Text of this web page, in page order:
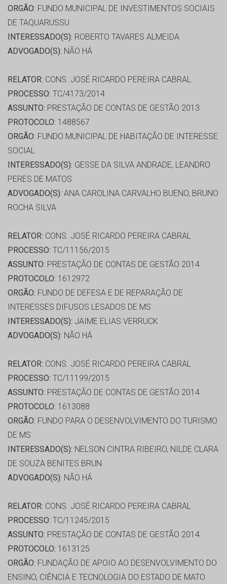
ORGÃO: FUNDO MUNICIPAL DE INVESTIMENTOS SOCIAIS
DE TAQUARUSSU
INTERESSADO(S): ROBERTO TAVARES ALMEIDA
ADVOGADO(S): NÃO HÁ
RELATOR: CONS. JOSÉ RICARDO PEREIRA CABRAL
PROCESSO: TC/4173/2014
ASSUNTO: PRESTAÇÃO DE CONTAS DE GESTÃO 2013
PROTOCOLO: 1488567
ORGÃO: FUNDO MUNICIPAL DE HABITAÇÃO DE INTERESSE
SOCIAL
INTERESSADO(S): GESSE DA SILVA ANDRADE, LEANDRO
PERES DE MATOS
ADVOGADO(S): ANA CAROLINA CARVALHO BUENO, BRUNO
ROCHA SILVA
RELATOR: CONS. JOSÉ RICARDO PEREIRA CABRAL
PROCESSO: TC/11156/2015
ASSUNTO: PRESTAÇÃO DE CONTAS DE GESTÃO 2014
PROTOCOLO: 1612972
ORGÃO: FUNDO DE DEFESA E DE REPARAÇÃO DE
INTERESSES DIFUSOS LESADOS DE MS
INTERESSADO(S): JAIME ELIAS VERRUCK
ADVOGADO(S): NÃO HÁ
RELATOR: CONS. JOSÉ RICARDO PEREIRA CABRAL
PROCESSO: TC/11199/2015
ASSUNTO: PRESTAÇÃO DE CONTAS DE GESTÃO 2014
PROTOCOLO: 1613088
ORGÃO: FUNDO PARA O DESENVOLVIMENTO DO TURISMO
DE MS
INTERESSADO(S): NELSON CINTRA RIBEIRO, NILDE CLARA
DE SOUZA BENITES BRUN
ADVOGADO(S): NÃO HÁ
RELATOR: CONS. JOSÉ RICARDO PEREIRA CABRAL
PROCESSO: TC/11245/2015
ASSUNTO: PRESTAÇÃO DE CONTAS DE GESTÃO 2014
PROTOCOLO: 1613125
ORGÃO: FUNDAÇÃO DE APOIO AO DESENVOLVIMENTO DO
ENSINO, CIÊNCIA E TECNOLOGIA DO ESTADO DE MATO